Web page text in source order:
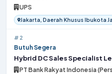
UPS
Jakarta, Daerah Khusus Ibukota
#2
Butuh Segera
Hybrid DC Sales Specialist
PT Bank Rakyat Indonesia